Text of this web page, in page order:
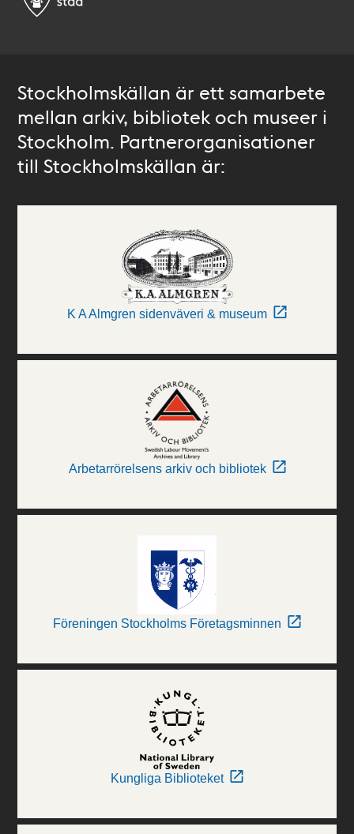
Stockholmskällan är ett samarbete
mellan arkiv, bibliotek och museer i
Stockholm. Partnerorganisationer
till Stockholmskällan är:
K A Almgren sidenväveri & museum
Arbetarrörelsens arkiv och bibliotek
Föreningen Stockholms Företagsminnen
Kungliga Biblioteket